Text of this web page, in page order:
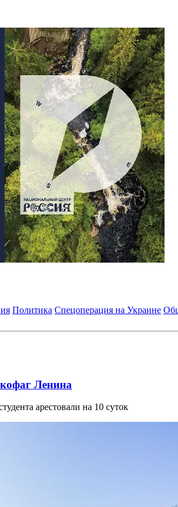
Политика Спецоперация на Украине
Ленина
арестовали на 10 суток